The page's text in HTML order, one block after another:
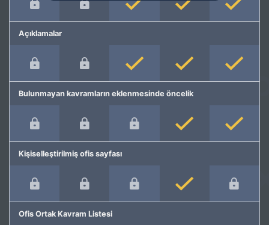
Açıklamalar
Bulunmayan kavramların eklenmesinde öncelik
Kişiselleştirilmiş ofis sayfası
Ofis Ortak Kavram Listesi